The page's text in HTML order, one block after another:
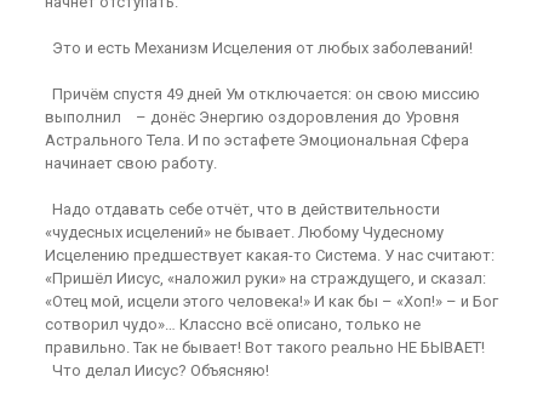
Это и есть Механизм Исцеления от любых заболеваний!
Причём спустя 49 дней Ум отключается: он свою миссию
выполнил – донёс Энергию оздоровления до Уровня
Астрального Тела. И по эстафете Эмоциональная Сфера
начинает свою работу.
Надо отдавать себе отчёт, что в действительности
«чудесных исцелений» не бывает. Любому Чудесному
Исцелению предшествует какая-то Система. У нас считают:
«Пришёл Иисус, «наложил руки» на страждущего, и сказал:
«Отец мой, исцели этого человека!» И как бы – «Хоп!» – и Бог
сотворил чудо»… Классно всё описано, только не
правильно. Так не бывает! Вот такого реально НЕ БЫВАЕТ!
Что делал Иисус? Объясняю!